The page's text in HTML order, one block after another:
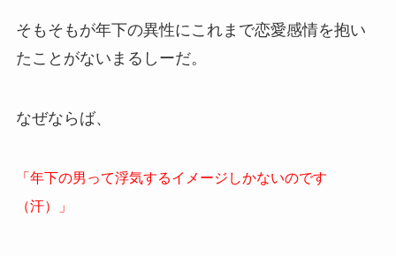
そもそもが年下の異性にこれまで恋愛感情を抱い
たことがないまるしーだ。
なぜならば、
「年下の男って浮気するイメージしかないのです
（汗）」